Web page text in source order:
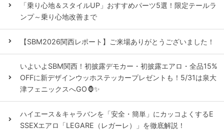
「乗り心地＆スタイルUP」おすすめパーツ5選！限定テールラ
ンプ～乗り心地改善まで
【SBM2026関西レポート】ご来場ありがとうございました！
いよいよSBM関西！初披露デモカー・初披露エアロ・全品15%
OFFに新デザインウッホステッカープレゼントも！5/31は泉大
津フェニックスへGO🦍✨
ハイエース＆キャラバンを「安全・簡単」にカッコよくするE
SSEXエアロ「LEGARE（レガーレ）」を徹底解説！